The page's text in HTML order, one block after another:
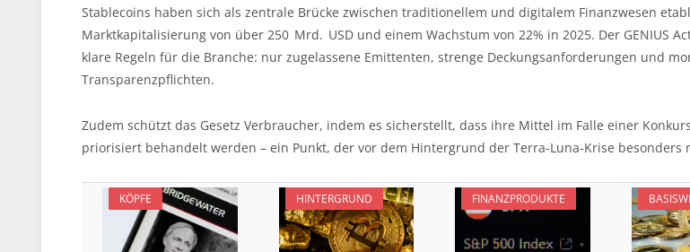
Stablecoins haben sich als zentrale Brücke zwischen traditionellem und digitalem Finanzwesen
Marktkapitalisierung von über 250 Mrd. USD und einem Wachstum von 22% in 2025. Der GENIUS
klare Regeln für die Branche: nur zugelassene Emittenten, strenge Deckungsanforderungen und
Transparenzpflichten.
Zudem schützt das Gesetz Verbraucher, indem es sicherstellt, dass ihre Mittel im Falle einer
priorisiert behandelt werden – ein Punkt, der vor dem Hintergrund der Terra-Luna-Krise besonders
KÖPFE HINTERGRUND FINANZPRODUKTE